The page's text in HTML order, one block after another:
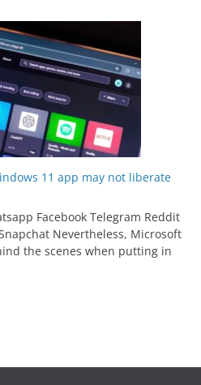
11 app may not liberate
Facebook Telegram Reddit
Nevertheless, Microsoft
the scenes when putting in